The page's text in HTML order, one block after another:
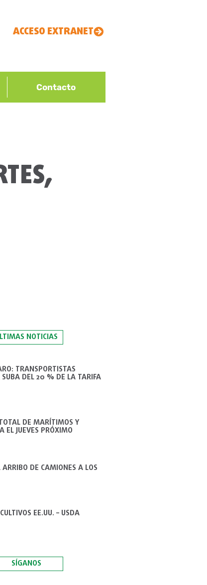
ACCESO EXTRANET
Contacto
NOTICIAS
TRANSPORTISTAS
DEL 20 % DE LA TARIFA
DE MARÍTIMOS Y
EL JUEVES PRÓXIMO
DE CAMIONES A LOS
EE.UU. – USDA
SÍGANOS